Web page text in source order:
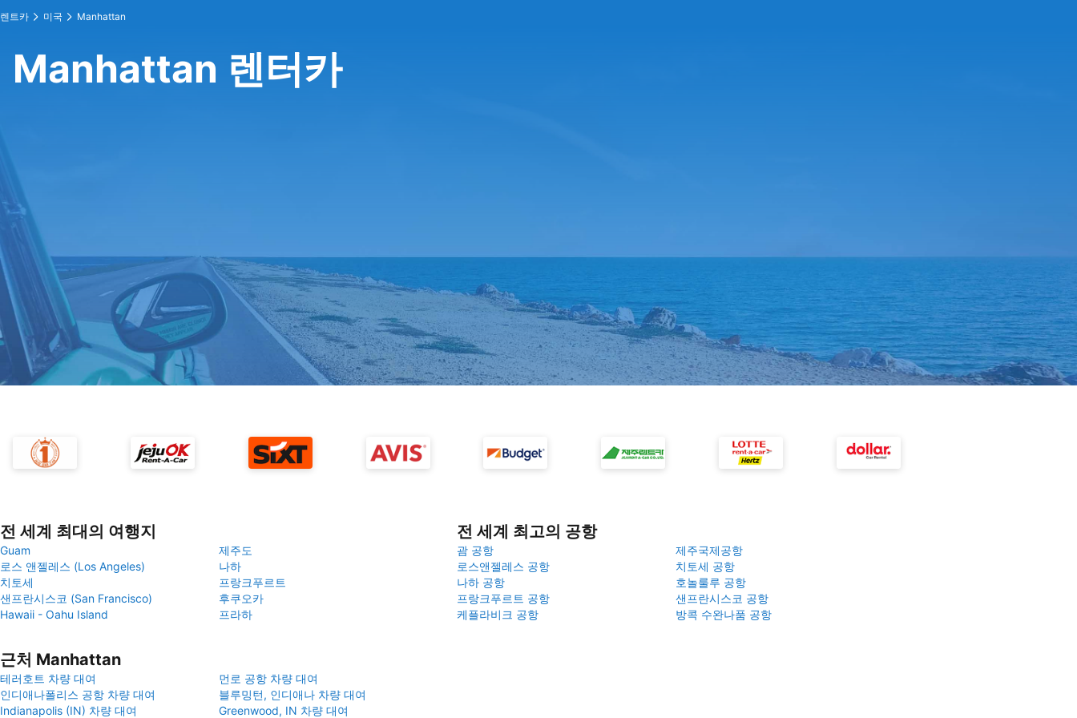
렌트카 미국 Manhattan
Manhattan 렌터카
전 세계 최대의 여행지
Guam
제주도
로스 앤젤레스 (Los Angeles)
나하
치토세
프랑크푸르트
샌프란시스코 (San Francisco)
후쿠오카
Hawaii - Oahu Island
프라하
전 세계 최고의 공항
괌 공항
제주국제공항
로스앤젤레스 공항
치토세 공항
나하 공항
호놀룰루 공항
프랑크푸르트 공항
샌프란시스코 공항
케플라비크 공항
방콕 수완나품 공항
근처 Manhattan
테러호트 차량 대여
먼로 공항 차량 대여
인디애나폴리스 공항 차량 대여
블루밍턴, 인디애나 차량 대여
Indianapolis (IN) 차량 대여
Greenwood, IN 차량 대여